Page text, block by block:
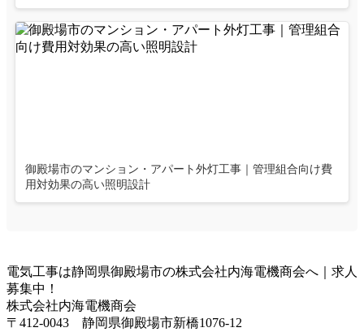
御殿場市のマンション・アパート外灯工事｜管理組合向け費
用対効果の高い照明設計
電気工事は静岡県御殿場市の株式会社内海電機商会へ｜求人
募集中！
株式会社内海電機商会
〒412-0043 静岡県御殿場市新橋1076-12